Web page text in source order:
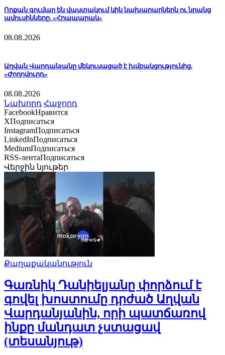
Որքան գումար են վաստակում կին նախարարներն ու նրանց
ամուսինները. «Հրապարակ»
08.08.2026
Աղվան Վարդանյանը մեկուսացած է խմբակցությունից.
«Ժողովուրդ»
08.08.2026
Նախորդ Հաջորդ
FacebookНравится
XПодписаться
InstagramПодписаться
LinkedInПодписаться
MediumПодписаться
RSS-лентаПодписаться
Վերջին նյութեր
Քաղաքականություն
Գառնիկ Դանիելյանը փորձում է
գովել խոստումը դրժած Աղվան
Վարդանյանին, որի պատճառով
ինքը մանդատ չստացավ
(տեսանյութ)